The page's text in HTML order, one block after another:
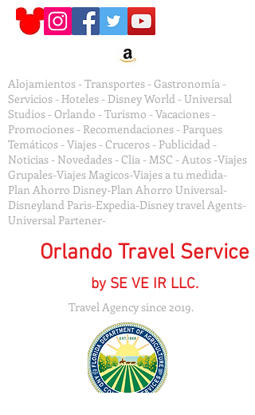
Alojamientos - Transportes - Gastronomía -
Servicios - Hoteles - Disney World - Universal
Studios - Orlando - Turismo - Vacaciones -
Promociones - Recomendaciones - Parques
Temáticos - Viajes - Cruceros - Publicidad -
Noticias - Novedades - Clia - MSC - Autos -Viajes
Grupales-Viajes Magicos-Viajes a tu medida-
Plan Ahorro Disney-Plan Ahorro Universal-
Disneyland Paris-Expedia-Disney travel Agents-
Universal Partener-
Orlando Travel Service
by SE VE IR LLC.
Travel Agency since 2019.